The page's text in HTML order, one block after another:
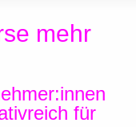
mehr
für